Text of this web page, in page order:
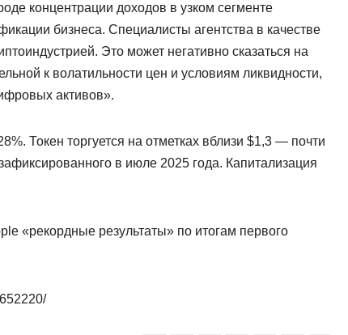
концентрации доходов в узком сегменте
бизнеса. Специалисты агентства в качестве
Это может негативно сказаться на
к волатильности цен и условиям ликвидности,
активов».
Токен торгуется на отметках вблизи $1,3 — почти
в июле 2025 года. Капитализация
«рекордные результаты» по итогам первого